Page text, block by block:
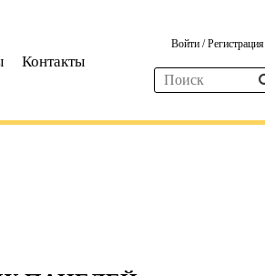
Контакты
Войти /Регистрация